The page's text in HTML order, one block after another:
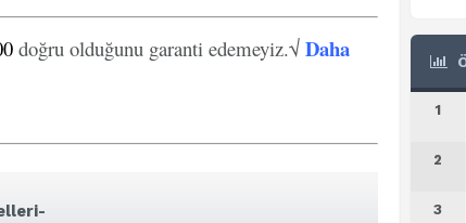
doğru olduğunu garanti edemeyiz.√ Daha
1
2
3